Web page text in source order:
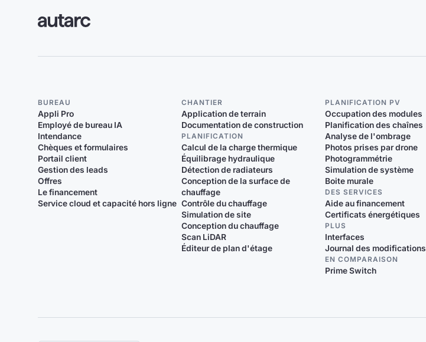
BUREAU
Appli Pro
Employé de bureau IA
Intendance
Chèques et formulaires
Portail client
Gestion des leads
Offres
Le financement
Service cloud et capacité hors ligne
CHANTIER
Application de terrain
Documentation de construction
PLANIFICATION
Calcul de la charge thermique
Équilibrage hydraulique
Détection de radiateurs
Conception de la surface de
chauffage
Contrôle du chauffage
Simulation de site
Conception du chauffage
Scan LiDAR
Éditeur de plan d'étage
PLANIFICATION PV
Occupation des modules
Planification des chaînes
Analyse de l'ombrage
Photos prises par drone
Photogrammétrie
Simulation de système
Boite murale
DES SERVICES
Aide au financement
Certificats énergétiques
PLUS
Interfaces
Journal des modifications
EN COMPARAISON
Prime Switch